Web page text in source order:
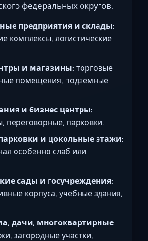
федеральных округов.
предприятия и склады:
комплексы, логистические
и магазины: торговые
помещения, подземные
и бизнес центры:
переговорные, парковки.
и цокольные этажи:
особенно слаб или
сады и госучреждения:
корпуса, учебные здания,
дачи, многоквартирные
загородные участки,